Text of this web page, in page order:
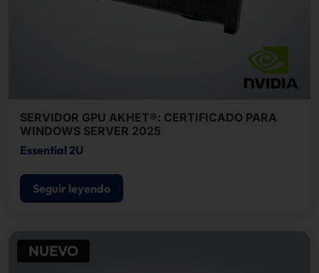
SERVIDOR GPU AKHET®: CERTIFICADO PARA
WINDOWS SERVER 2025
Essential 2U
Seguir leyendo
NUEVO